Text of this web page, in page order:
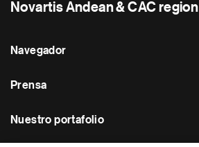
Novartis Andean & CAC region
Navegador
Prensa
Nuestro portafolio